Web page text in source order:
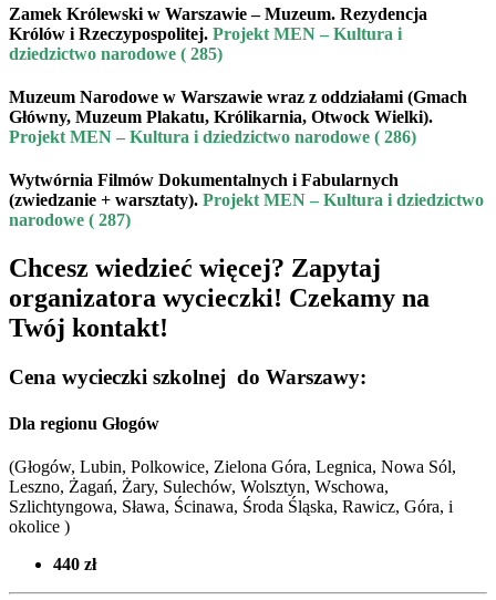
Zamek Królewski w Warszawie – Muzeum. Rezydencja
Królów i Rzeczypospolitej. Projekt MEN – Kultura i
dziedzictwo narodowe ( 285)
Muzeum Narodowe w Warszawie wraz z oddziałami (Gmach
Główny, Muzeum Plakatu, Królikarnia, Otwock Wielki).
Projekt MEN – Kultura i dziedzictwo narodowe ( 286)
Wytwórnia Filmów Dokumentalnych i Fabularnych
(zwiedzanie + warsztaty). Projekt MEN – Kultura i dziedzictwo
narodowe ( 287)
Chcesz wiedzieć więcej? Zapytaj
organizatora wycieczki! Czekamy na
Twój kontakt!
Cena wycieczki szkolnej do Warszawy:
Dla regionu Głogów
(Głogów, Lubin, Polkowice, Zielona Góra, Legnica, Nowa Sól,
Leszno, Żagań, Żary, Sulechów, Wolsztyn, Wschowa,
Szlichtyngowa, Sława, Ścinawa, Środa Śląska, Rawicz, Góra, i
okolice )
440 zł